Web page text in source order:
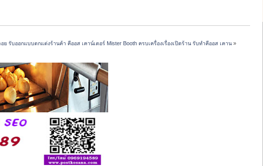
บออกแบบตกแต่งร้านค้า คีออส เคาน์เตอร์ Mister Booth ครบเครื่องเรื่องเปิดร้าน รับทำคีออส เคาน »